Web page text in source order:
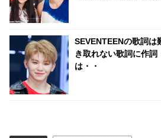
SEVENTEENの歌詞は
き取れない歌詞に作
は・・